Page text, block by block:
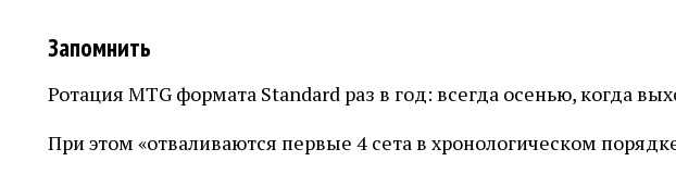
Запомнить
Ротация MTG формата Standard раз в год: всегда осенью, когда
При этом «отваливаются первые 4 сета в хронологическом